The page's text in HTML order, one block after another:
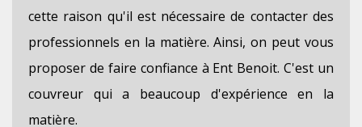
cette raison qu'il est nécessaire de contacter des
professionnels en la matière. Ainsi, on peut vous
proposer de faire confiance à Ent Benoit. C'est un
couvreur qui a beaucoup d'expérience en la
matière.